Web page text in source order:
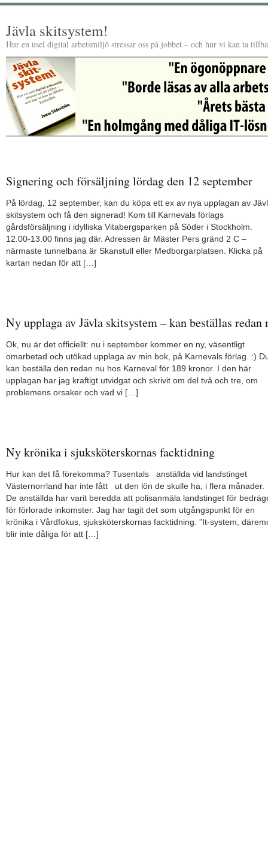
Jävla skitsystem!
Hur en usel digital arbetsmiljö stressar oss på jobbet – och hur vi kan ta
Signering och försäljning lördag den 12 september
På lördag, 12 september, kan du köpa ett ex av nya upplagan av
skitsystem och få den signerad! Kom till Karnevals förlags
gårdsförsäljning i idylliska Vitabergsparken på Söder i Stockholm.
12.00-13.00 finns jag där. Adressen är Mäster Pers gränd 2 C –
närmaste tunnelbana är Skanstull eller Medborgarplatsen. Klicka på
kartan nedan för att […]
Ny upplaga av Jävla skitsystem – kan beställas redan
Ok, nu är det officiellt: nu i september kommer en ny, väsentligt
omarbetad och utökad upplaga av min bok, på Karnevals förlag. :)
kan beställa den redan nu hos Karneval för 189 kronor. I den här
upplagan har jag kraftigt utvidgat och skrivit om del två och tre, om
problemens orsaker och vad vi […]
Ny krönika i sjuksköterskornas facktidning
Hur kan det få förekomma? Tusentals anställda vid landstinget
Västernorrland har inte fått ut den lön de skulle ha, i flera
De anställda har varit beredda att polisanmäla landstinget för
för förlorade inkomster. Jag har tagit det som utgångspunkt för en
krönika i Vårdfokus, sjuksköterskornas facktidning. ”It-system,
blir inte dåliga för att […]